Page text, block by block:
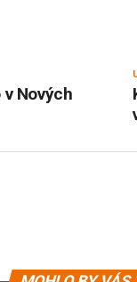
Nových